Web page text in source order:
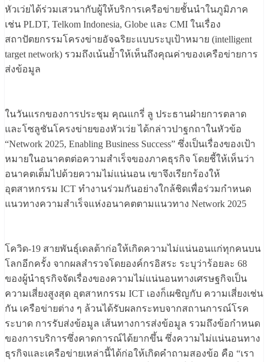
หัวเว่ยได้ร่วมเสวนากับผู้ให้บริการเครือข่ายชั้นนำในภูมิภาค
เช่น PLDT, Telkom Indonesia, Globe และ CMI ในเรื่อง
สถาปัตยกรรมโครงข่ายอัจฉริยะแบบระบุเป้าหมาย (intelligent
target network) รวมถึงเน้นย้ำให้เห็นถึงคุณค่าของเครือข่ายการ
ส่งข้อมูล
ในวันแรกของการประชุม คุณแกรี่ ลู ประธานฝ่ายการตลาด
และโซลูชันโครงข่ายของหัวเว่ย ได้กล่าวปาฐกถาในหัวข้อ
“Network 2025, Enabling Business Success” ซึ่งเป็นเรื่องของเป้า
หมายในอนาคตต่อความสำเร็จของภาคธุรกิจ โดยชี้ให้เห็นว่า
อนาคตเต็มไปด้วยความไม่แน่นอน เขาจึงเรียกร้องให้
อุตสาหกรรม ICT ทำงานร่วมกันอย่างใกล้ชิดเพื่อร่วมกำหนด
แนวทางความสำเร็จแห่งอนาคตตามแนวทาง Network 2025
โควิด-19 สายพันธุ์เดลต้าก่อให้เกิดความไม่แน่นอนแก่ทุกคนบน
โลกอีกครั้ง จากผลสำรวจโดยองค์กรอิสระ ระบุว่าร้อยละ 68
ของผู้นำธุรกิจจัดเรื่องของความไม่แน่นอนทางเศรษฐกิจเป็น
ความเสี่ยงสูงสุด อุตสาหกรรม ICT เองก็เผชิญกับ ความเสี่ยงเช่น
กัน เครือข่ายต่าง ๆ ล้วนได้รับผลกระทบจากสถานการณ์โรค
ระบาด การรับส่งข้อมูล เส้นทางการส่งข้อมูล รวมถึงข้อกำหนด
ของการบริการซึ่งคาดการณ์ได้ยากขึ้น ซึ่งความไม่แน่นอนทาง
ธุรกิจและเครือข่ายเหล่านี้ได้ก่อให้เกิดคำถามสองข้อ คือ “เรา